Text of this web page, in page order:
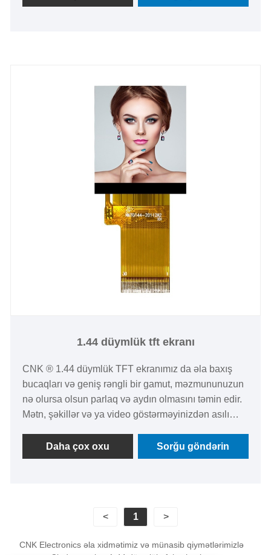
1.44 düymlük tft ekranı
CNK ® 1.44 düymlük TFT ekranımız da əla baxış
bucaqları və geniş rəngli bir gamut, məzmununuzun
nə olursa olsun parlaq və aydın olmasını təmin edir.
Mətn, şəkillər və ya video göstərməyinizdən asılı
aydın görüntüləri çatdıracağına əmin ola bilərsiniz.
Daha çox oxu Sorğu göndərin
< 1 >
CNK Electronics əla xidmətimiz və münasib qiymətlərimizlə